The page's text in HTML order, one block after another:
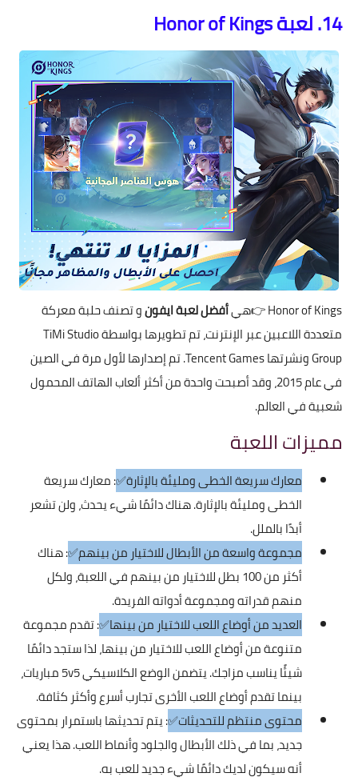
14. لعبة Honor of Kings
Honor of Kings👉هيأفضل لعبة ايفونو تصنف حلبة معركة
متعددة اللاعبين عبر الإنترنت، تم تطويرها بواسطة TiMi Studio
Group ونشرتها Tencent Games. تم إصدارها لأول مرة في الصين
في عام 2015، وقد أصبحت واحدة من أكثر ألعاب الهاتف المحمول
شعبية في العالم.
مميزات اللعبة
معارك سريعة الخطى ومليئة بالإثارة✅: معارك سريعة
الخطى ومليئة بالإثارة. هناك دائمًا شيء يحدث، ولن تشعر
أبدًا بالملل.
مجموعة واسعة من الأبطال للاختيار من بينهم✅: هناك
أكثر من 100 بطل للاختيار من بينهم في اللعبة، ولكل
منهم قدراته ومجموعة أدواته الفريدة.
العديد من أوضاع اللعب للاختيار من بينها✅: تقدم مجموعة
متنوعة من أوضاع اللعب للاختيار من بينها، لذا ستجد دائمًا
شيئًا يناسب مزاجك. يتضمن الوضع الكلاسيكي 5v5 مباريات،
بينما تقدم أوضاع اللعب الأخرى تجارب أسرع وأكثر كثافة.
محتوى منتظم للتحديثات✅: يتم تحديثها باستمرار بمحتوى
جديد، بما في ذلك الأبطال والجلود وأنماط اللعب. هذا يعني
أنه سيكون لديك دائمًا شيء جديد للعب به.